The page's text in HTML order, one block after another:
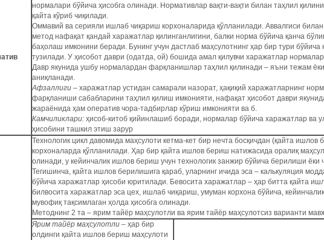
нормалари бўйича ҳисобга олинади. Нормативлар вақти-вақти билан таҳлил
қайта кўриб чиқилади.
Оммавий ва серияли ишлаб чиқариш корхоналарида қўлланилади. Аввалгиси
метод нафақат қандай харажатлар қилинганлигини, балки норма бўйича қанча
баҳолаш имконини беради. Бунинг учун дастлаб маҳсулотнинг ҳар бир тури бўйича
тузилади. У ҳисобот даври (одатда, ой) бошида амал қилувчи харажатлар
Давр якунида ушбу нормалардан фарқланишлар таҳлил қилинади – яъни тежам
аниқланади.
Афзаллиги – харажатлар устидан самарали назорат, ҳақиқий харажатларнинг
фарқланиши сабабларини таҳлил қилиш имконияти, нафақат ҳисобот даври
жараёнида ҳам оператив чора-тадбирлар кўриш имконияти ва б.
Камчиликлари: ҳисоб-китоб қийинлашиб боради, нормалар бўйича харажатлар ва
ҳисобини ташкил этиш зарур
Технологик цикл давомида маҳсулоти кетма-кет бир нечта босқичдан (қайта ишлов
корхоналарда қўлланилади. Ҳар бир қайта ишлов бериш натижасида оралиқ
олинади, у кейинчалик ишлов бериш учун технологик занжир бўйича берилиши ёки
Тегишинча, қайта ишлов берилишига қараб, уларнинг ичида эса – калькуляция
бўйича харажатлар ҳисоби юритилади. Бевосита харажатлар – ҳар битта қайта
билвосита харажатлар эса цех, ишлаб чиқариш, умуман корхона бўйича,
мувофиқ тақсимлаган ҳолда ҳисобга олинади.
Методнинг 2 та – ярим тайёр маҳсулотли ва ярим тайёр маҳсулотсиз варианти
Ярим тайёр маҳсулотли – ҳар бир
олдинги қайта ишлов бериш маҳсулоти